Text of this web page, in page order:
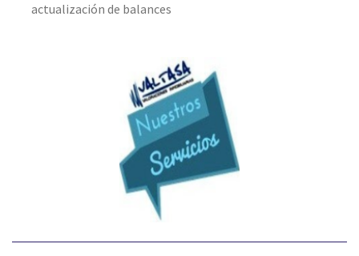
actualización de balances